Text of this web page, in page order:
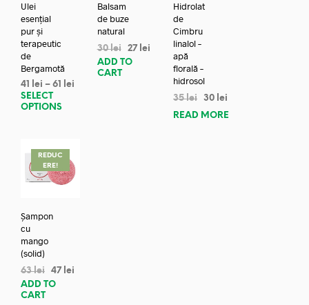
Ulei
esențial
pur și
terapeutic
de
Bergamotă
41 lei – 61
lei
SELECT
OPTIONS
Balsam
de buze
natural
30lei 27 lei
ADD TO
CART
Hidrolat
de
Cimbru
linalol –
apă
florală –
hidrosol
35lei 30 lei
READ MORE
REDUC
ERE!
Șampon
cu
mango
(solid)
63lei 47 lei
ADD TO
CART